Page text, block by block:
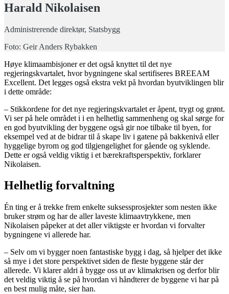
Harald Nikolaisen
Administrerende direktør, Statsbygg
Foto: Geir Anders Rybakken
Høye klimaambisjoner er det også knyttet til det nye
regjeringskvartalet, hvor bygningene skal sertifiseres BREEAM
Excellent. Det legges også ekstra vekt på hvordan byutviklingen blir
i dette område:
– Stikkordene for det nye regjeringskvartalet er åpent, trygt og grønt.
Vi ser på hele området i i en helhetlig sammenheng og skal sørge for
en god byutvikling der byggene også gir noe tilbake til byen, for
eksempel ved at de bidrar til å skape liv i gatene på bakkenivå eller
hyggelige byrom og god tilgjengelighet for gående og syklende.
Dette er også veldig viktig i et bærekraftsperspektiv, forklarer
Nikolaisen.
Helhetlig forvaltning
Én ting er å trekke frem enkelte suksessprosjekter som nesten ikke
bruker strøm og har de aller laveste klimaavtrykkene, men
Nikolaisen påpeker at det aller viktigste er hvordan vi forvalter
bygningene vi allerede har.
– Selv om vi bygger noen fantastiske bygg i dag, så hjelper det ikke
så mye i det store perspektivet siden de fleste byggene står der
allerede. Vi klarer aldri å bygge oss ut av klimakrisen og derfor blir
det veldig viktig å se på hvordan vi håndterer de byggene vi har på
en best mulig måte, sier han.